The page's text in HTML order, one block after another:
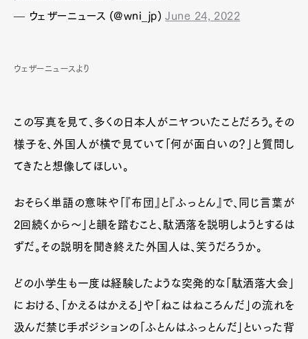
— ウェザーニュース (@wni_jp)June 24, 2022
ウェザーニュースより
この写真を見て、多くの日本人がニヤついたことだろう。その
様子を、外国人が横で見ていて「何が面白いの？」と質問し
てきたと想像してほしい。
おそらく単語の意味や「『布団』と『ふっとん』で、同じ言葉が
2回続くから〜」と韻を踏むこと、駄洒落を説明しようとするは
ずだ。その説明を聞き終えた外国人は、笑うだろうか。
どの小学生も一度は経験したような突発的な「駄洒落大会」
における、「かえるはかえる」や「ねこはねころんだ」の流れを
汲んだ禁じ手ポジションの「ふとんはふっとんだ」といった背